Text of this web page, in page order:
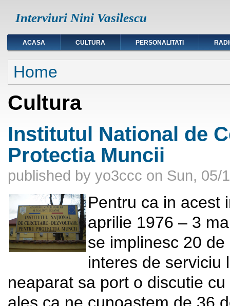
Interviuri Nini Vasilescu
ACASA CULTURA PERSONALITATI
You are here
Home
Cultura
Institutul National de
Protectia Muncii
published by yo3ccc on Sun, 05/
Pentru ca in acest
aprilie 1976 – 3
se implinesc 20
interes de serviciu
neaparat sa port o discutie